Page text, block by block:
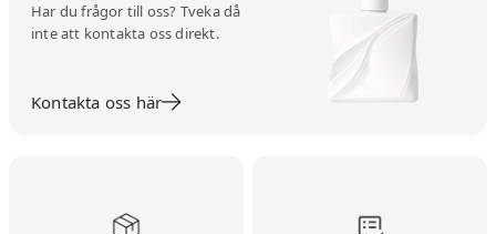
Har du frågor till oss? Tveka då
inte att kontakta oss direkt.
Kontakta oss här